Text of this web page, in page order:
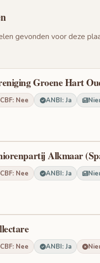
gevonden voor deze
Groene Hart
CBF: Nee ANBI: Ja
Alkmaar
CBF: Nee ANBI: Ja
CBF: Nee ANBI: Ja